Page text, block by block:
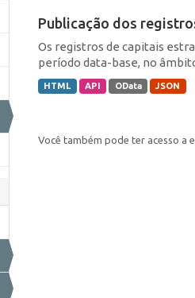
Publicação dos
Os registros de capitais
período data-base, no
HTML API OData JSON
Você também pode ter acesso a